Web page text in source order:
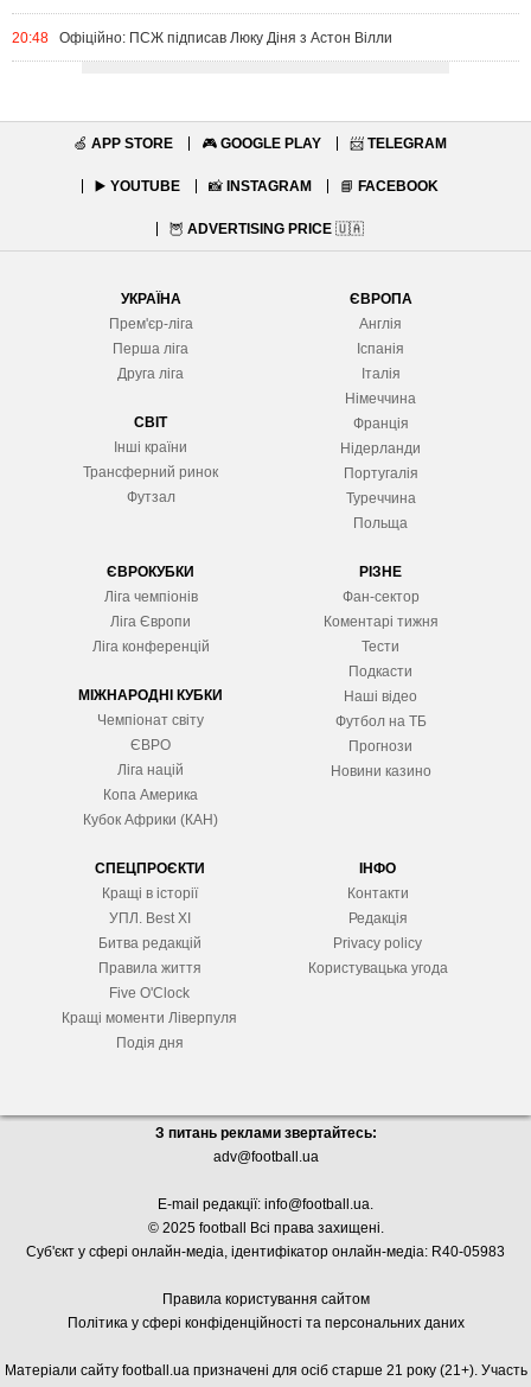
20:48 Офіційно: ПСЖ підписав Люку Діня з Астон Вілли
🍏 APP STORE 🎮 GOOGLE PLAY 📨 TELEGRAM
▶️ YOUTUBE 📸 INSTAGRAM 📘 FACEBOOK
🦉 ADVERTISING PRICE 🇺🇦
УКРАЇНА
Прем'єр-ліга
Перша ліга
Друга ліга
СВІТ
Інші країни
Трансферний ринок
Футзал
ЄВРОПА
Англія
Іспанія
Італія
Німеччина
Франція
Нідерланди
Португалія
Туреччина
Польща
ЄВРОКУБКИ
Ліга чемпіонів
Ліга Європи
Ліга конференцій
МІЖНАРОДНІ КУБКИ
Чемпіонат світу
ЄВРО
Ліга націй
Копа Америка
Кубок Африки (КАН)
РІЗНЕ
Фан-сектор
Коментарі тижня
Тести
Подкасти
Наші відео
Футбол на ТБ
Прогнози
Новини казино
СПЕЦПРОЄКТИ
Кращі в історії
УПЛ. Best XІ
Битва редакцій
Правила життя
Five O'Clock
Кращі моменти Ліверпуля
Подія дня
ІНФО
Контакти
Редакція
Privacy policy
Користувацька угода
З питань реклами звертайтесь:
adv@football.ua
E-mail редакції: info@football.ua.
© 2025 football Всі права захищені.
Суб'єкт у сфері онлайн-медіа, ідентифікатор онлайн-медіа: R40-05983
Правила користування сайтом
Політика у сфері конфіденційності та персональних даних
Матеріали сайту football.ua призначені для осіб старше 21 року (21+). Участь